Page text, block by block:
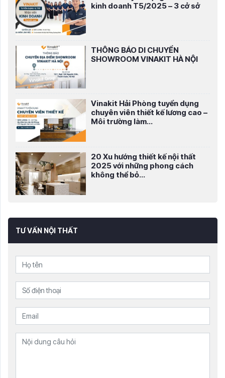
kinh doanh T5/2025 – 3 cở sở
THÔNG BÁO DI CHUYỂN
SHOWROOM VINAKIT HÀ NỘI
Vinakit Hải Phòng tuyển dụng
chuyên viên thiết kế lương cao –
Môi trường làm...
20 Xu hướng thiết kế nội thất
2025 với những phong cách
không thể bỏ...
TƯ VẤN NỘI THẤT